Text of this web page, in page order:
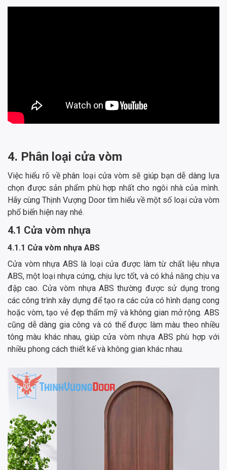
4. Phân loại cửa vòm
Việc hiểu rõ về phân loại cửa vòm sẽ giúp bạn dễ dàng lựa
chọn được sản phẩm phù hợp nhất cho ngôi nhà của mình.
Hãy cùng Thịnh Vượng Door tìm hiểu về một số loại cửa vòm
phổ biến hiện nay nhé.
4.1 Cửa vòm nhựa
4.1.1 Cửa vòm nhựa ABS
Cửa vòm nhựa ABS là loại cửa được làm từ chất liệu nhựa
ABS, một loại nhựa cứng, chịu lực tốt, và có khả năng chịu va
đập cao. Cửa vòm nhựa ABS thường được sử dụng trong
các công trình xây dựng để tạo ra các cửa có hình dạng cong
hoặc vòm, tạo vẻ đẹp thẩm mỹ và không gian mở rộng. ABS
cũng dễ dàng gia công và có thể được làm màu theo nhiều
tông màu khác nhau, giúp cửa vòm nhựa ABS phù hợp với
nhiều phong cách thiết kế và không gian khác nhau.